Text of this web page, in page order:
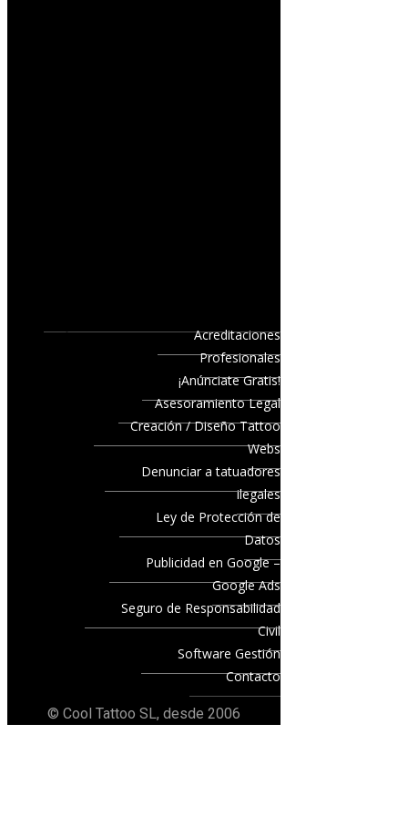
Acreditaciones
Profesionales
¡Anúnciate Gratis!
Asesoramiento Legal
Creación / Diseño Tattoo
Webs
Denunciar a tatuadores
ilegales
Ley de Protección de
Datos
Publicidad en Google –
Google Ads
Seguro de Responsabilidad
Civil
Software Gestión
Contacto
© Cool Tattoo SL, desde 2006